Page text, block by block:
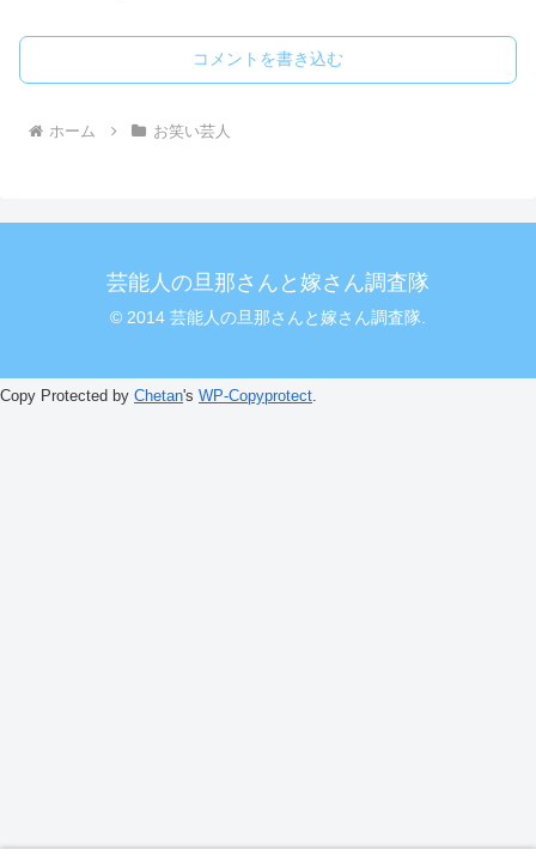
コメントを書き込む
ホーム お笑い芸人
芸能人の旦那さんと嫁さん調査隊
© 2014 芸能人の旦那さんと嫁さん調査隊.
Copy Protected by Chetan's WP-Copyprotect.